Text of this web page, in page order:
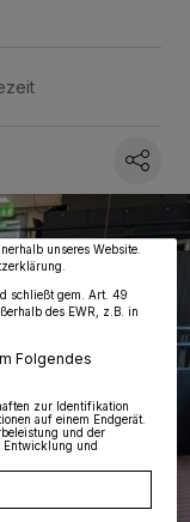
dieses Menü jederzeit
Einwilligung zu
am unteren
unseres Website.
schließt gem. Art. 49
des EWR, z.B. in
Folgendes
zur Identifikation
auf einem Endgerät.
und der
Entwicklung und